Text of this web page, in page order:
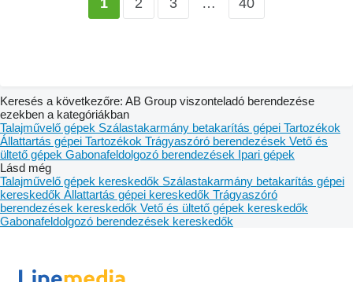
1
Keresés a következőre: AB Group viszonteladó berendezése
ezekben a kategóriákban
Talajművelő gépek Szálastakarmány betakarítás gépei Tartozékok
Állattartás gépei Tartozékok Trágyaszóró berendezések Vető és
ültető gépek Gabonafeldolgozó berendezések Ipari gépek
Lásd még
Talajművelő gépek kereskedők Szálastakarmány betakarítás gépei
kereskedők Állattartás gépei kereskedők Trágyaszóró
berendezések kereskedők Vető és ültető gépek kereskedők
Gabonafeldolgozó berendezések kereskedők